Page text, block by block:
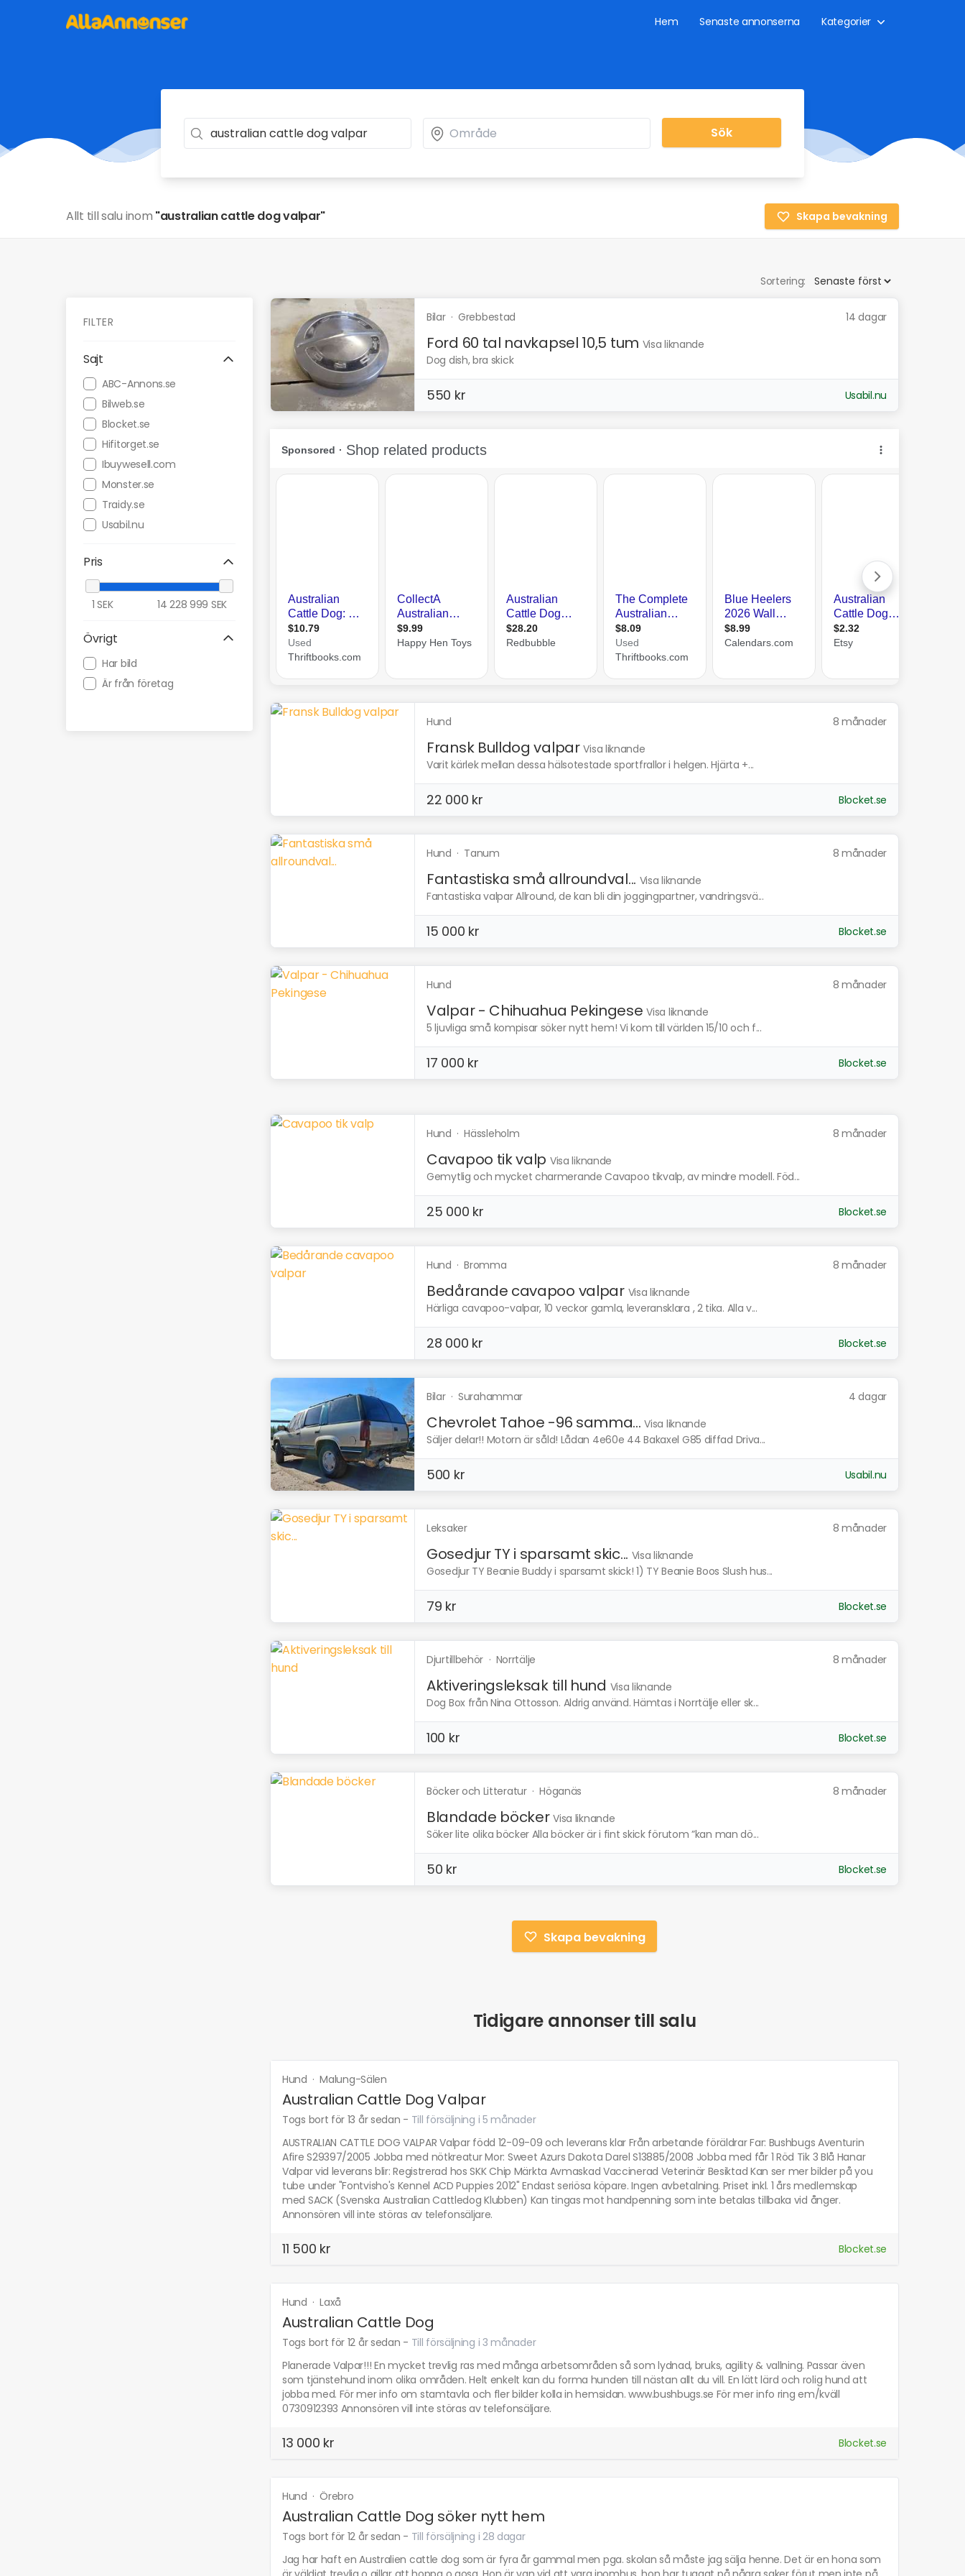
Hem Senaste annonserna Kategorier
Sök
Allt till salu inom "australian cattle dog valpar" Skapa bevakning
Sortering:
FILTER
Sajt
ABC-Annons.se
Bilweb.se
Blocket.se
Hifitorget.se
Ibuywesell.com
Monster.se
Traidy.se
Usabil.nu
Pris
1 SEK 14 228 999 SEK
Övrigt
Har bild
Är från företag
Bilar· Grebbestad 14 dagar
Ford 60 tal navkapsel 10,5 tum Visa liknande
Dog dish, bra skick
550 kr Usabil.nu
Hund 8 månader
Fransk Bulldog valpar Visa liknande
Varit kärlek mellan dessa hälsotestade sportfrallor i helgen. Hjärta +...
22 000 kr Blocket.se
Hund · Tanum 8 månader
Fantastiska små allroundval... Visa liknande
Fantastiska valpar Allround, de kan bli din joggingpartner, vandringsvä...
15 000 kr Blocket.se
Hund 8 månader
Valpar - Chihuahua Pekingese Visa liknande
5 ljuvliga små kompisar söker nytt hem! Vi kom till världen 15/10 och f...
17 000 kr Blocket.se
Hund ·Hässleholm 8 månader
Cavapoo tik valp Visa liknande
Gemytlig och mycket charmerande Cavapoo tikvalp, av mindre modell. Föd...
25 000 kr Blocket.se
Hund ·Bromma 8 månader
Bedårande cavapoo valpar Visa liknande
Härliga cavapoo-valpar, 10 veckor gamla, leveransklara , 2 tika. Alla v...
28 000 kr Blocket.se
Bilar· Surahammar 4 dagar
Chevrolet Tahoe -96 samma... Visa liknande
Säljer delar!! Motorn är såld! Lådan 4e60e 44 Bakaxel G85 diffad Driva...
500 kr Usabil.nu
Leksaker 8 månader
Gosedjur TY i sparsamt skic... Visa liknande
Gosedjur TY Beanie Buddy i sparsamt skick! 1) TY Beanie Boos Slush hus...
79 kr Blocket.se
Djurtillbehör · Norrtälje 8 månader
Aktiveringsleksak till hund Visa liknande
Dog Box från Nina Ottosson. Aldrig använd. Hämtas i Norrtälje eller sk...
100 kr Blocket.se
Böcker och Litteratur·Höganäs 8 månader
Blandade böcker Visa liknande
Söker lite olika böcker Alla böcker är i fint skick förutom ”kan man dö...
50 kr Blocket.se
Skapa bevakning
Tidigare annonser till salu
Hund ·Malung-Sälen
Australian Cattle Dog Valpar
Togs bort för 13 år sedan - Till försäljning i 5 månader
AUSTRALIAN CATTLE DOG VALPAR Valpar född 12-09-09 och leverans klar Från arbetande föräldrar Far: Bushbugs Aventurin
Afire S29397/2005 Jobba med nötkreatur Mor: Sweet Azurs Dakota Darel S13885/2008 Jobba med får 1 Röd Tik 3 Blå Hanar
Valpar vid leverans blir: Registrerad hos SKK Chip Märkta Avmaskad Vaccinerad Veterinär Besiktad Kan ser mer bilder på you
tube under "Fontvisho's Kennel ACD Puppies 2012" Endast seriösa köpare. Ingen avbetalning. Priset inkl. 1 års medlemskap
med SACK (Svenska Australian Cattledog Klubben) Kan tingas mot handpenning som inte betalas tillbaka vid ånger.
Annonsören vill inte störas av telefonsäljare.
11 500 kr Blocket.se
Hund ·Laxå
Australian Cattle Dog
Togs bort för 12 år sedan - Till försäljning i 3 månader
Planerade Valpar!!! En mycket trevlig ras med många arbetsområden så som lydnad, bruks, agility & vallning. Passar även
som tjänstehund inom olika områden. Helt enkelt kan du forma hunden till nästan allt du vill. En lätt lärd och rolig hund att
jobba med. För mer info om stamtavla och fler bilder kolla in hemsidan. www.bushbugs.se För mer info ring em/kväll
0730912393 Annonsören vill inte störas av telefonsäljare.
13 000 kr Blocket.se
Hund ·Örebro
Australian Cattle Dog söker nytt hem
Togs bort för 12 år sedan - Till försäljning i 28 dagar
Jag har haft en Australien cattle dog som är fyra år gammal men pga. skolan så måste jag sälja henne. Det är en hona som